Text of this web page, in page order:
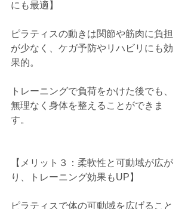
にも最適】
ピラティスの動きは関節や筋肉に負担
が少なく、ケガ予防やリハビリにも効
果的。
トレーニングで負荷をかけた後でも、
無理なく身体を整えることができま
す。
【メリット３：柔軟性と可動域が広が
り、トレーニング効果もUP】
ピラティスで体の可動域を広げること